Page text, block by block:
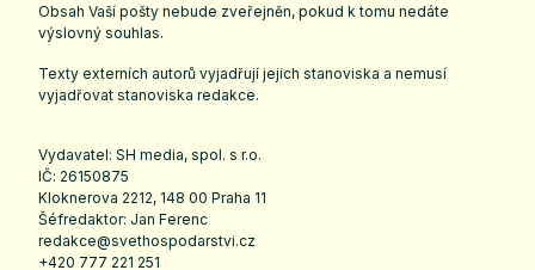
Obsah Vaší pošty nebude zveřejněn, pokud k tomu nedáte
výslovný souhlas.
Texty externích autorů vyjadřují jejich stanoviska a nemusí
vyjadřovat stanoviska redakce.
Vydavatel: SH media, spol. s r.o.
IČ: 26150875
Kloknerova 2212, 148 00 Praha 11
Šéfredaktor: Jan Ferenc
redakce@svethospodarstvi.cz
+420 777 221 251